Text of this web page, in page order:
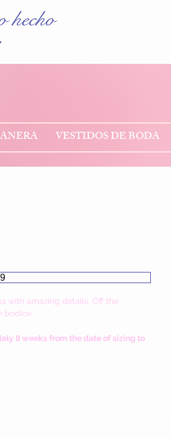
hecho
VESTIDOS DE BODA
with amazing details. Off the
bodice.
8 weeks from the date of sizing to